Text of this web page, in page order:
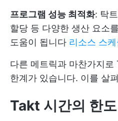
프로그램 성능 최적화: 탁
할당 등 다양한 생산 요소
도움이 됩니다 리소스 스케
다른 메트릭과 마찬가지
한계가 있습니다. 이를 살
Takt 시간의 한도